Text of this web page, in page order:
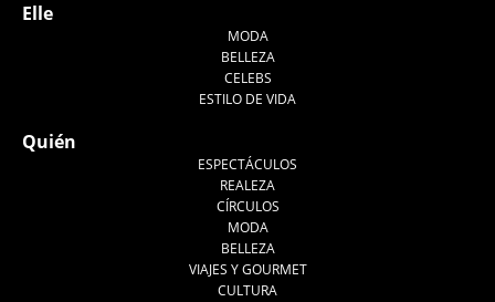
Elle
MODA
BELLEZA
CELEBS
ESTILO DE VIDA
Quién
ESPECTÁCULOS
REALEZA
CÍRCULOS
MODA
BELLEZA
VIAJES Y GOURMET
CULTURA